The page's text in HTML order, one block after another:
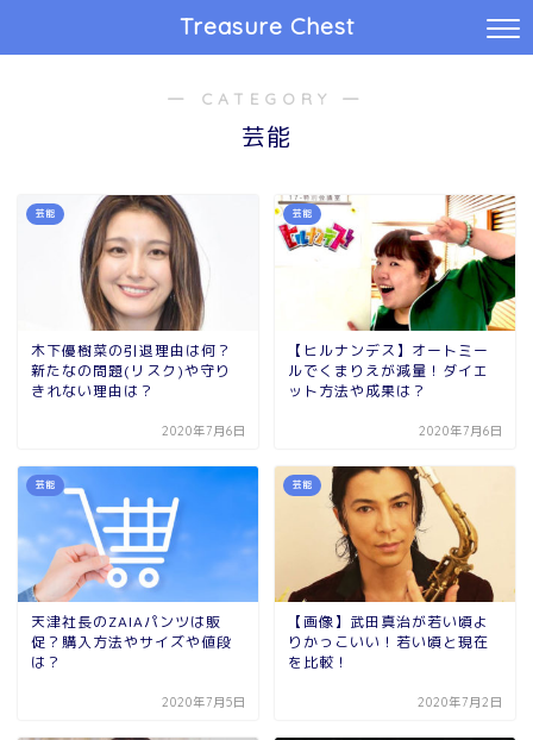
Treasure Chest
― CATEGORY ―
芸能
芸能
木下優樹菜の引退理由は何？
新たなの問題(リスク)や守り
きれない理由は？
2020年7月6日
芸能
【ヒルナンデス】オートミー
ルでくまりえが減量！ダイエ
ット方法や成果は？
2020年7月6日
芸能
天津社長のZAIAパンツは販
促？購入方法やサイズや値段
は？
2020年7月5日
芸能
【画像】武田真治が若い頃よ
りかっこいい！若い頃と現在
を比較！
2020年7月2日